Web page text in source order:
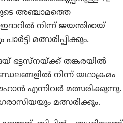
അഞ്ചാമത്തെ
നിന്ന് ജയന്തിഭായ്
മത്സരിപ്പിക്കും.
ഭട്ടസ്‌നയ്ക്ക് തങ്കരയിൽ
നിന്ന് യഥാക്രമം
എന്നിവർ മത്സരിക്കുന്നു.
മത്സരിക്കും.